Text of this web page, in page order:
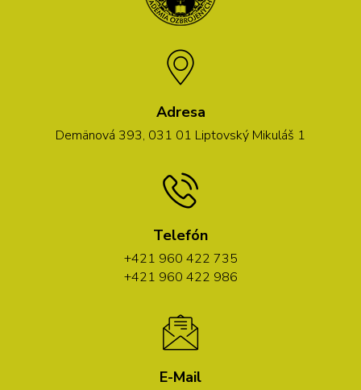
Adresa
Demänová 393, 031 01 Liptovský Mikuláš 1
Telefón
+421 960 422 735
+421 960 422 986
E-Mail